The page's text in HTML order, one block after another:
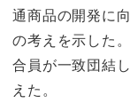
通商品の開発に
の考えを示した
合員が一致団結
えた。